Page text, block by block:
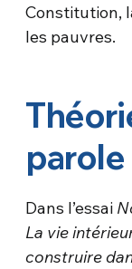
Constitution,
les pauvres.
Dans l’essai
La vie
construire